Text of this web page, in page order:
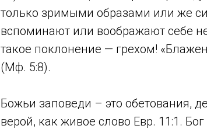
только зримыми образами или же
вспоминают или воображают себе
такое поклонение — грехом!
(Мф. 5:8).
Божьи заповеди – это обетования,
верой, как живое слово Евр. 11:1.